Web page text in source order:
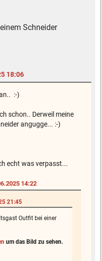
Schneider
18:06
:-)
schon.. Derweil meine
angugge... :-)
echt was verpasst...
14:22
21:45
Outfit bei einer
um das Bild zu sehen.